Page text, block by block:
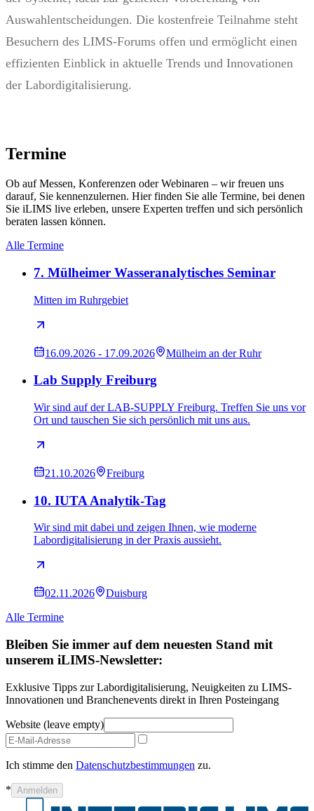
Auswahlentscheidungen. Die kostenfreie Teilnahme steht
Besuchern des LIMS-Forums offen und ermöglicht einen
effizienten Einblick in aktuelle Trends und Innovationen
der Labordigitalisierung.
Termine
Ob auf Messen, Konferenzen oder Webinaren – wir freuen uns
darauf, Sie kennenzulernen. Hier finden Sie alle Termine, bei denen
Sie iLIMS live erleben, unsere Experten treffen und sich persönlich
beraten lassen können.
Alle Termine
7. Mülheimer Wasseranalytisches Seminar
Mitten im Ruhrgebiet
16.09.2026 - 17.09.2026 Mülheim an der Ruhr
Lab Supply Freiburg
Wir sind auf der LAB-SUPPLY Freiburg. Treffen Sie uns vor
Ort und tauschen Sie sich persönlich mit uns aus.
21.10.2026 Freiburg
10. IUTA Analytik-Tag
Wir sind mit dabei und zeigen Ihnen, wie moderne
Labordigitalisierung in der Praxis aussieht.
02.11.2026
Duisburg
Alle Termine
Bleiben Sie immer auf dem neuesten Stand mit
unserem iLIMS-Newsletter:
Exklusive Tipps zur Labordigitalisierung, Neuigkeiten zu LIMS-
Innovationen und Branchenevents direkt in Ihren Posteingang
Website (leave empty)
Ich stimme den Datenschutzbestimmungen zu.
* Anmelden